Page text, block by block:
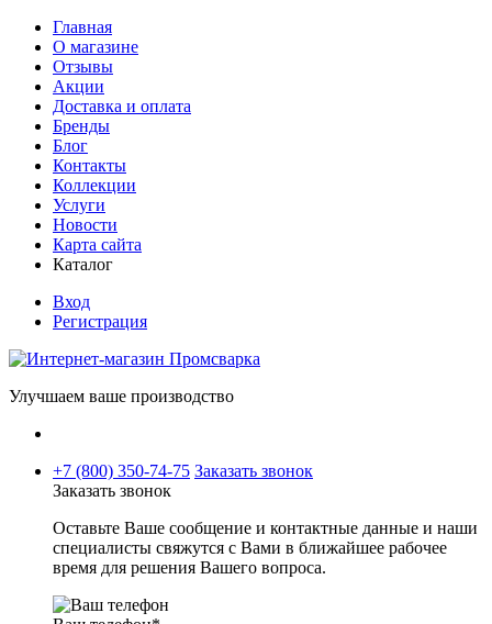
Главная
О магазине
Отзывы
Акции
Доставка и оплата
Бренды
Блог
Контакты
Коллекции
Услуги
Новости
Карта сайта
Каталог
Вход
Регистрация
Улучшаем ваше производство
+7 (800) 350-74-75 Заказать звонок
Заказать звонок
Оставьте Ваше сообщение и контактные данные и наши
специалисты свяжутся с Вами в ближайшее рабочее
время для решения Вашего вопроса.